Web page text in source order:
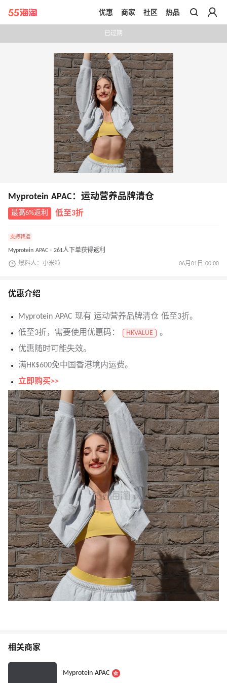
带你去官网买正品
优惠 商家 社区 热品
已过期
Myprotein APAC：运动营养品牌清仓
最高6%返利 低至3折
支持转运
Myprotein APAC · 261人下单获得返利
爆料人：小米粒 06月01日 00:00
优惠介绍
Myprotein APAC 现有 运动营养品牌清仓 低至3折。
低至3折，需要使用优惠码：
HKVALUE
。
优惠随时可能失效。
满HK$600免中国香港境内运费。
立即购买>>
相关商家
Myprotein APAC